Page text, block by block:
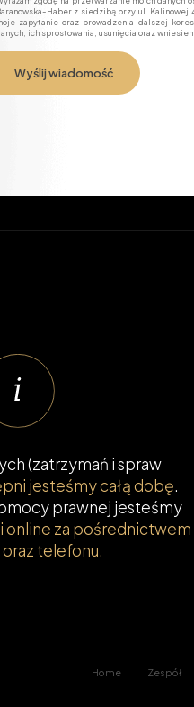
Haber z siedzibą przy ul.
zapytanie oraz prowadzenia dalszej
ich sprostowania, usunięcia oraz
(zatrzymań i spraw
jesteśmy całą dobę.
prawnej jesteśmy
online za pośrednictwem
telefonu.
Home Zespół